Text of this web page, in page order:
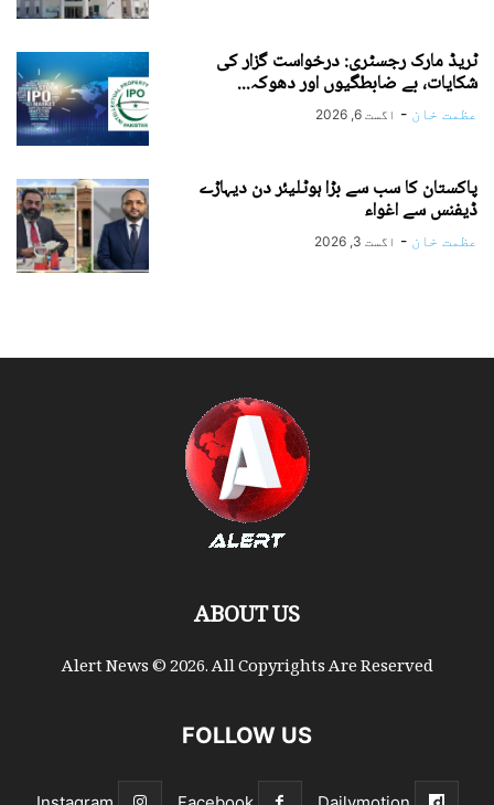
ٹریڈ مارک رجسٹری: درخواست گزار کی
شکایات، بے ضابطگیوں اور دھوکہ...
عظمت خان - اگست 6, 2026
پاکستان کا سب سے بڑا ہوٹلیئر دن دیہاڑے
ڈیفنس سے اغواء
عظمت خان - اگست 3, 2026
ABOUT US
Alert News © 2026. All Copyrights Are Reserved
FOLLOW US